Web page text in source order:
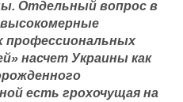
Отдельный вопрос в
профессиональных
насчет Украины как
есть грохочущая на